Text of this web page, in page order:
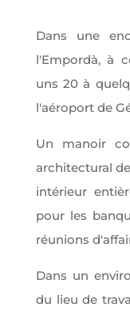
Dans une
l'Empordà, à
uns 20 à
l'aéroport de
Un manoir
architectural
intérieur
pour les
réunions
Dans un
du lieu de